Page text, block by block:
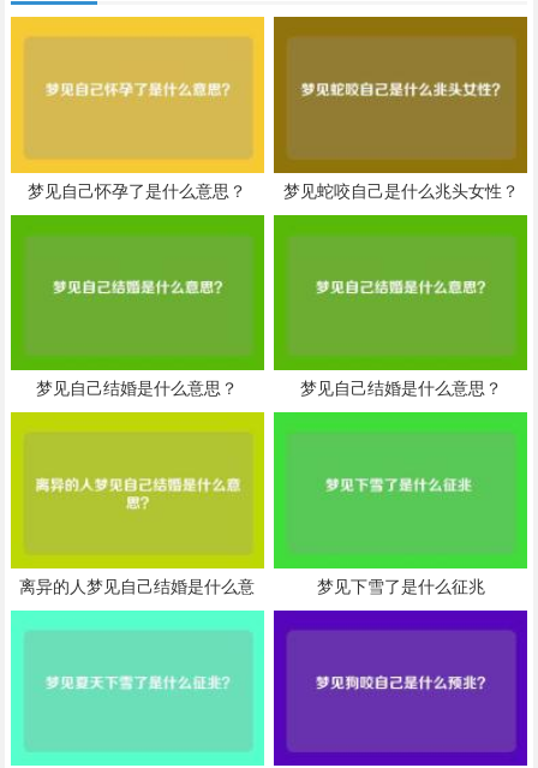
梦见自己怀孕了是什么意思？ 梦见蛇咬自己是什么兆头女性？
梦见自己结婚是什么意思？ 梦见自己结婚是什么意思？
离异的人梦见自己结婚是什么意
思？
梦见下雪了是什么征兆